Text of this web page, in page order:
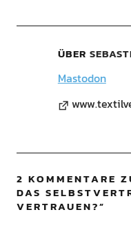
ÜBER
Mastodon
2 KOMMENTARE
DAS
VERTRAUEN?”